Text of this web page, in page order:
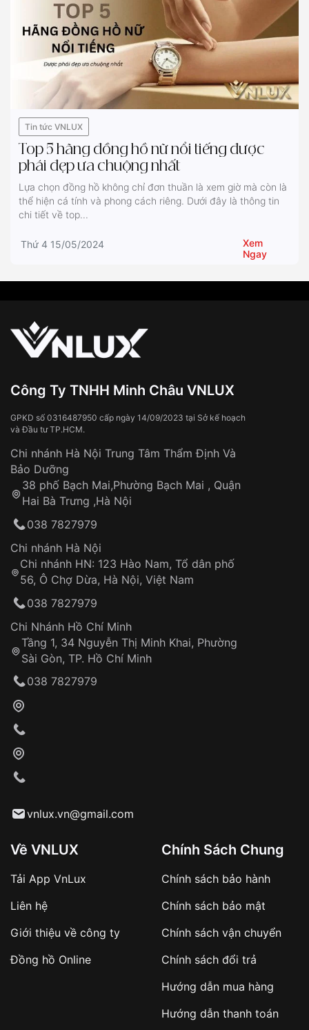
Tin tức VNLUX
Top 5 hãng đồng hồ nữ nổi tiếng được
phái đẹp ưa chuộng nhất
Lựa chọn đồng hồ không chỉ đơn thuần là xem giờ mà còn là
thể hiện cá tính và phong cách riêng. Dưới đây là thông tin
chi tiết về top...
Thứ 4 15/05/2024
Xem
Ngay
Công Ty TNHH Minh Châu VNLUX
GPKD số 0316487950 cấp ngày 14/09/2023 tại Sở kế hoạch
và Đầu tư TP.HCM.
Chi nhánh Hà Nội Trung Tâm Thẩm Định Và
Bảo Dưỡng
38 phố Bạch Mai,Phường Bạch Mai , Quận
Hai Bà Trưng ,Hà Nội
038 7827979
Chi nhánh Hà Nội
Chi nhánh HN: 123 Hào Nam, Tổ dân phố
56, Ô Chợ Dừa, Hà Nội, Việt Nam
038 7827979
Chi Nhánh Hồ Chí Minh
Tầng 1, 34 Nguyễn Thị Minh Khai, Phường
Sài Gòn, TP. Hồ Chí Minh
038 7827979
vnlux.vn@gmail.com
Về VNLUX
Tải App VnLux
Liên hệ
Giới thiệu về công ty
Đồng hồ Online
Chính Sách Chung
Chính sách bảo hành
Chính sách bảo mật
Chính sách vận chuyển
Chính sách đổi trả
Hướng dẫn mua hàng
Hướng dẫn thanh toán